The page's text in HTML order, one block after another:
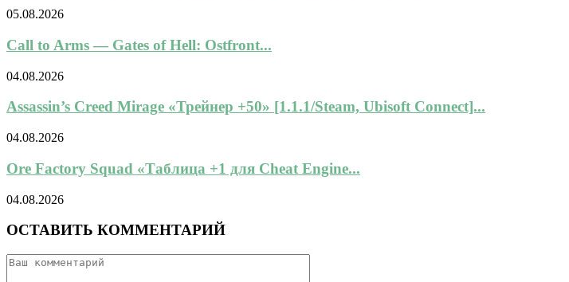
05.08.2026
Call to Arms — Gates of Hell: Ostfront...
04.08.2026
Assassin’s Creed Mirage «Трейнер +50» [1.1.1/Steam, Ubisoft Connect]...
04.08.2026
Ore Factory Squad «Таблица +1 для Cheat Engine...
04.08.2026
ОСТАВИТЬ КОММЕНТАРИЙ